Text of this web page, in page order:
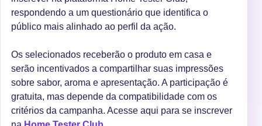
respondendo a um questionário que identifica o
público mais alinhado ao perfil da ação.
Os selecionados receberão o produto em casa e
serão incentivados a compartilhar suas impressões
sobre sabor, aroma e apresentação. A participação é
gratuita, mas depende da compatibilidade com os
critérios da campanha. Acesse aqui para se inscrever